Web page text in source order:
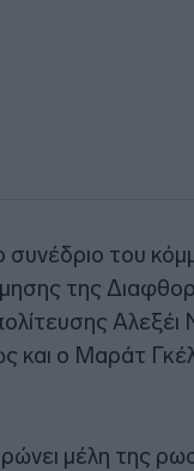
του
της
Αλεξέι
και ο Μαράτ
μέλη της